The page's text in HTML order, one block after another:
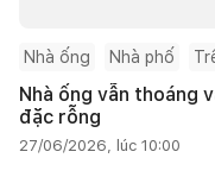
Nhà ống Nhà phố
Nhà ống vẫn thoáng
đặc rỗng
27/06/2026, lúc 10:00